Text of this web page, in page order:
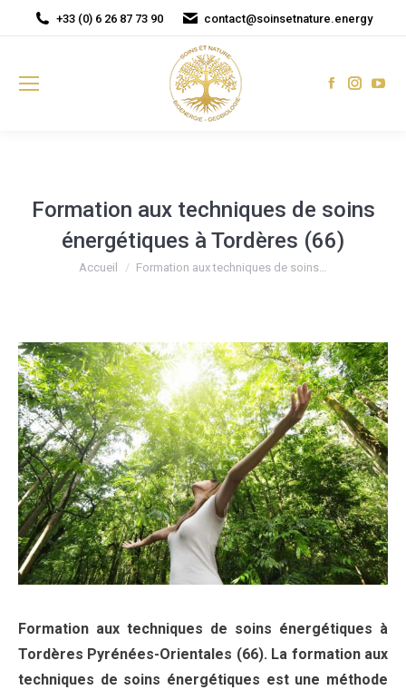
+33 (0) 6 26 87 73 90 contact@soinsetnature.energy
Facebook
Formation aux techniques de soins
énergétiques à Tordères (66)
Vous êtes ici :
Accueil Formation aux techniques de soins…
Formation aux techniques de soins énergétiques à
Tordères Pyrénées-Orientales (66). La formation aux
techniques de soins énergétiques est une méthode